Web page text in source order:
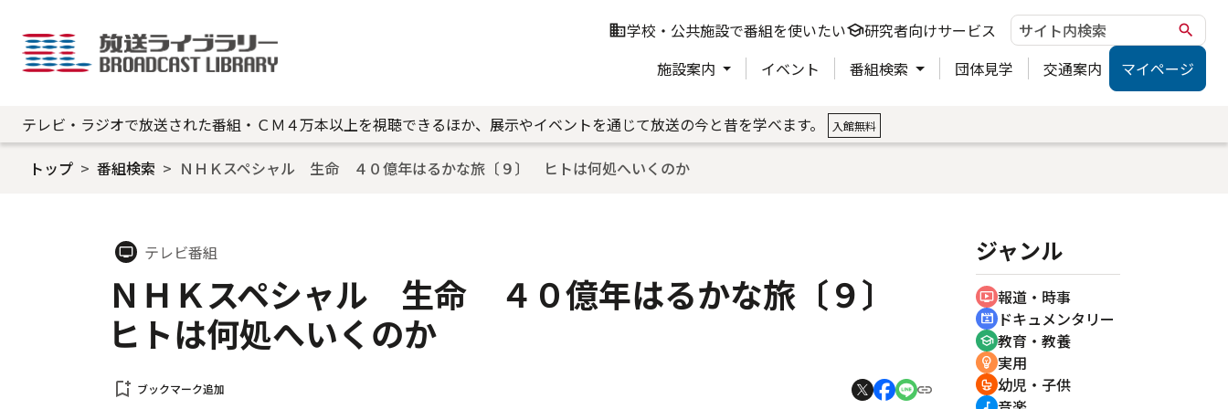
business学校・公共施設で番組を使いたいschool研究者向けサービス search
施設案内 イベント 番組検索 団体見学 交通案内 マイページ
テレビ・ラジオで放送された番組・ＣＭ４万本以上を視聴できるほか、展示やイベントを通じて放送の今と昔を学べます。 入館無料
トップ 番組検索 ＮＨＫスペシャル 生命 ４０億年はるかな旅〔９〕 ヒトは何処へいくのか
tv テレビ番組
ＮＨＫスペシャル 生命 ４０億年はるかな旅〔９〕
ヒトは何処へいくのか
bookmark_add ブックマーク追加
ジャンル
ondemand_video 報道・時事
cinematic_blur ドキュメンタリー
school 教育・教養
emoji_objects 実用
crib 幼児・子供